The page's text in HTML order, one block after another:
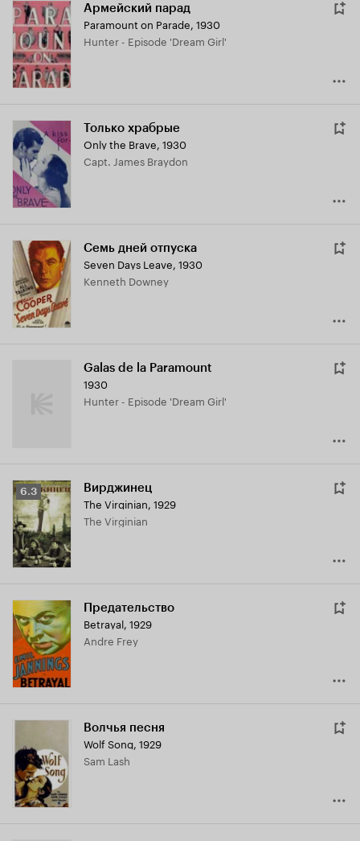
Армейский парад
Paramount on Parade, 1930
Hunter - Episode 'Dream Girl'
Только храбрые
Only the Brave, 1930
Capt. James Braydon
Семь дней отпуска
Seven Days Leave, 1930
Kenneth Downey
Galas de la Paramount
1930
Hunter - Episode 'Dream Girl'
Рейтинг
Кинопоиска
6.3
6.3 Вирджинец
The Virginian, 1929
The Virginian
Предательство
Betrayal, 1929
Andre Frey
Волчья песня
Wolf Song, 1929
Sam Lash